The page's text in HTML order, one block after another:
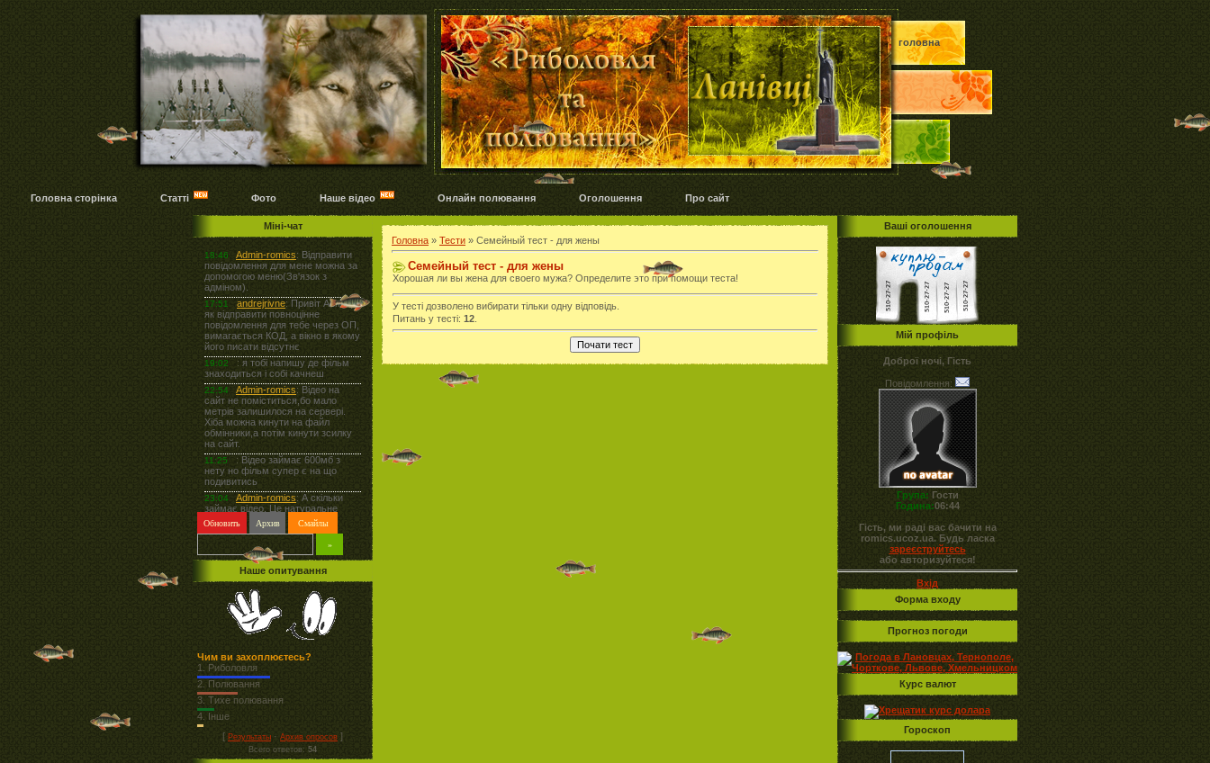
головна
Головна сторінка Статті Фото Наше відео Онлайн полювання Оголошення Про сайт
Міні-чат
Наше опитування
Чим ви захоплюєтесь?
1. Риболовля
2. Полювання
3. Тихе полювання
4. Інше
[ Результаты · Архив опросов ]
Всего ответов: 54
Головна » Тести » Семейный тест - для жены
Семейный тест - для жены
Хорошая ли вы жена для своего мужа? Определите это при помощи теста!
У тесті дозволено вибирати тільки одну відповідь.
Питань у тесті: 12
Ваші оголошення
Мій профіль
Доброї ночі, Гість
Повідомлення:
Група: Гости
Година:06:44
Гість, ми раді вас бачити на
romics.ucoz.ua. Будь ласка
зареєструйтесь
або авторизуйтеся!
Вхід
Форма входу
Прогноз погоди
Курс валют
Гороскоп